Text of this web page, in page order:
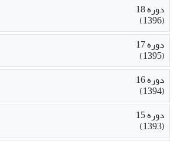
دوره 18
(1396)
دوره 17
(1395)
دوره 16
(1394)
دوره 15
(1393)